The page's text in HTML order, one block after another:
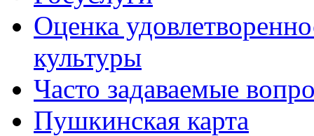
Оценка
культуры
Часто задаваемые
Пушкинская карта